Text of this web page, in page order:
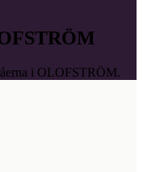
i OLOFSTRÖM.